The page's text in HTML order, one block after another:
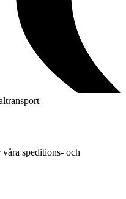
speditions- och